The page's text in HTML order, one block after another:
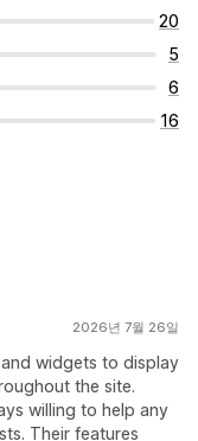
20
5
6
16
2026년 7월 26일
widgets to display
the site.
willing to help any
Their features